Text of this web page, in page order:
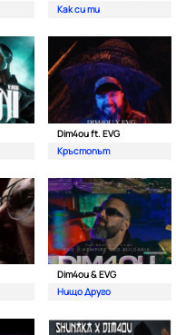
Как си ти
Dim4ou ft. EVG
Кръстопът
Dim4ou & EVG
Нищо Друго